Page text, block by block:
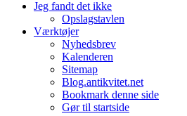
Jeg fandt det ikke
Opslagstavlen
Værktøjer
Nyhedsbrev
Kalenderen
Sitemap
Blog.antikvitet.net
Bookmark denne side
Gør til startside